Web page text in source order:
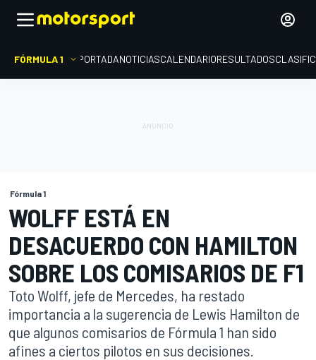
FÓRMULA 1 PORTADANOTICIASCALENDARIORESULTADOS
Fórmula 1
WOLFF ESTÁ EN
DESACUERDO CON HAMILTON
SOBRE LOS COMISARIOS DE F1
Toto Wolff, jefe de Mercedes, ha restado
importancia a la sugerencia de Lewis Hamilton de
que algunos comisarios de Fórmula 1 han sido
afines a ciertos pilotos en sus decisiones.